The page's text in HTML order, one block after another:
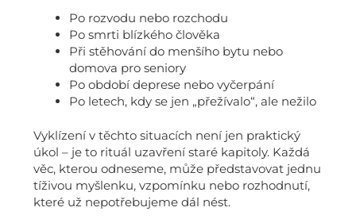
Po rozvodu nebo rozchodu
Po smrti blízkého člověka
Při stěhování do menšího bytu nebo
domova pro seniory
Po období deprese nebo vyčerpání
Po letech, kdy se jen „přežívalo“, ale nežilo
Vyklízení v těchto situacích není jen praktický
úkol – je to rituál uzavření staré kapitoly. Každá
věc, kterou odneseme, může představovat jednu
tíživou myšlenku, vzpomínku nebo rozhodnutí,
které už nepotřebujeme dál nést.